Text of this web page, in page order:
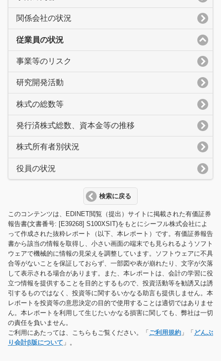
関係会社の状況
従業員の状況
事業等のリスク
研究開発活動
株式の総数等
発行済株式総数、資本金等の推移
株式所有者別状況
役員の状況
検索に戻る
このコンテンツは、EDINET閲覧（提出）サイトに掲載された有価証券
報告書(文書番号: [E39268] S100XSIT)をもとにシーフル株式会社によ
って作成された抜粋レポート（以下、本レポート）です。有価証券報告
書から該当の情報を取得し、小さい画面の端末でも見られるようソフト
ウェアで機械的に情報の見栄えを調整しています。ソフトウェアに不具
合等がないことを保証しておらず、一部図や表が崩れたり、文字が欠落
して表示される場合があります。また、本レポートは、会計の学習に役
立つ情報を提供することを目的とするもので、投資活動等を勧誘又は誘
引するものではなく、投資等に関するいかなる助言も提供しません。本
レポートを投資等の意思決定の目的で使用することは適切ではありませ
ん。本レポートを利用して生じたいかなる損害に関しても、弊社は一切
の責任を負いません。
ご利用にあたっては、こちらもご覧ください。「 ご利用規約 」「 どんぶ
り会計β版について 」。